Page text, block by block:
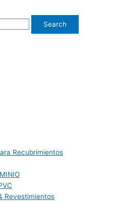
Search
Recubrimientos
Revestimientos